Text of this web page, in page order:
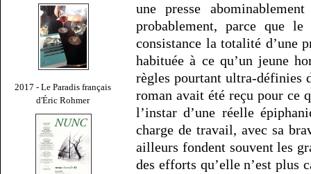
2017 - Le Paradis français
d'Éric Rohmer
une presse
probablement, parce que
consistance la totalité d’une
habituée à ce qu’un jeune
règles pourtant ultra-définies
roman avait été reçu pour ce
l’instar d’une réelle
charge de travail, avec sa
ailleurs fondent souvent les
des efforts qu’elle n’est plus